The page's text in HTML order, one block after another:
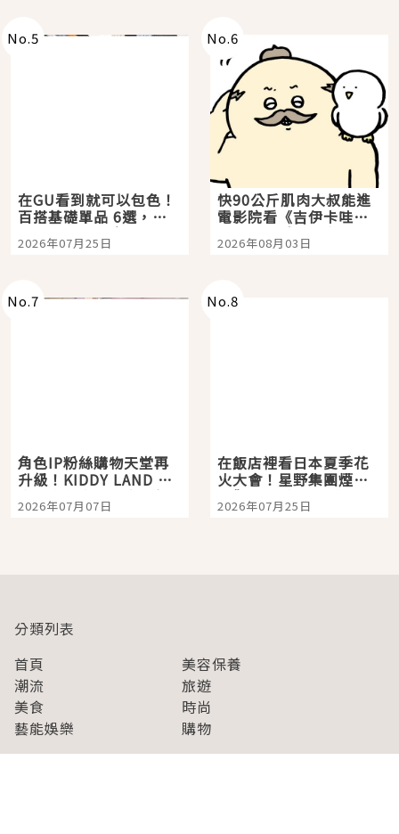
No.5
在GU看到就可以包色！
百搭基礎單品 6選，閉
眼全收也不心疼
2026年07月25日
No.6
快90公斤肌肉大叔能進
電影院看《吉伊卡哇》
嗎？日本重金屬樂團
「打首」會長與nagano
2026年08月03日
No.7
角色IP粉絲購物天堂再
升級！KIDDY LAND 原
宿店吉伊卡哇迎客，新
開幕 OMOKADO 店3分
2026年07月07日
No.8
在飯店裡看日本夏季花
火大會！星野集團煙火
景觀飯店6選，讓你不用
人擠人悠閒欣賞
2026年07月25日
分類列表
首頁
美容保養
潮流
旅遊
美食
時尚
藝能娛樂
購物